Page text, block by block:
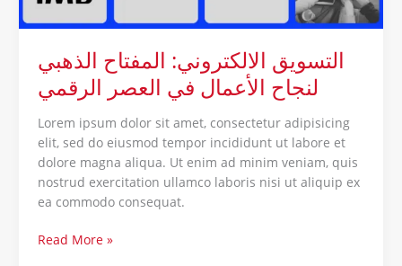
التسويق الالكتروني: المفتاح الذهبي
لنجاح الأعمال في العصر الرقمي
Lorem ipsum dolor sit amet, consectetur adipisicing
elit, sed do eiusmod tempor incididunt ut labore et
dolore magna aliqua. Ut enim ad minim veniam, quis
nostrud exercitation ullamco laboris nisi ut aliquip ex
ea commodo consequat.
Read More »